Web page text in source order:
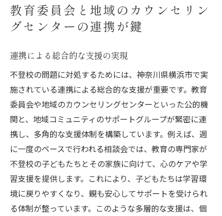
教育委員会と地域のカウンセリン
グセンターの連携が鍵
連携による総合的な支援の実現
不登校の問題に対処するためには、神奈川県横浜市で実
施されている連携による総合的な支援が重要です。教育
委員会や地域のカウンセリングセンターといった公的機
関と、地域コミュニティのサポートグループが緊密に連
携し、多角的な支援体制を構築しています。例えば、週
に一度のペースで行われる相談会では、教育の専門家が
不登校の子どもたちとその家族に向けて、心のケアや学
習支援を提供します。これにより、子どもたちは学習環
境に戻りやすくなり、親も安心してサポートを受けられ
る体制が整っています。このような多層的な支援は、個